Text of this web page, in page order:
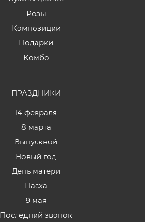
Розы
Композиции
Подарки
Комбо
ПРАЗДНИКИ
14 февраля
8 марта
Выпускной
Новый год
День матери
Пасха
9 мая
Последний звонок